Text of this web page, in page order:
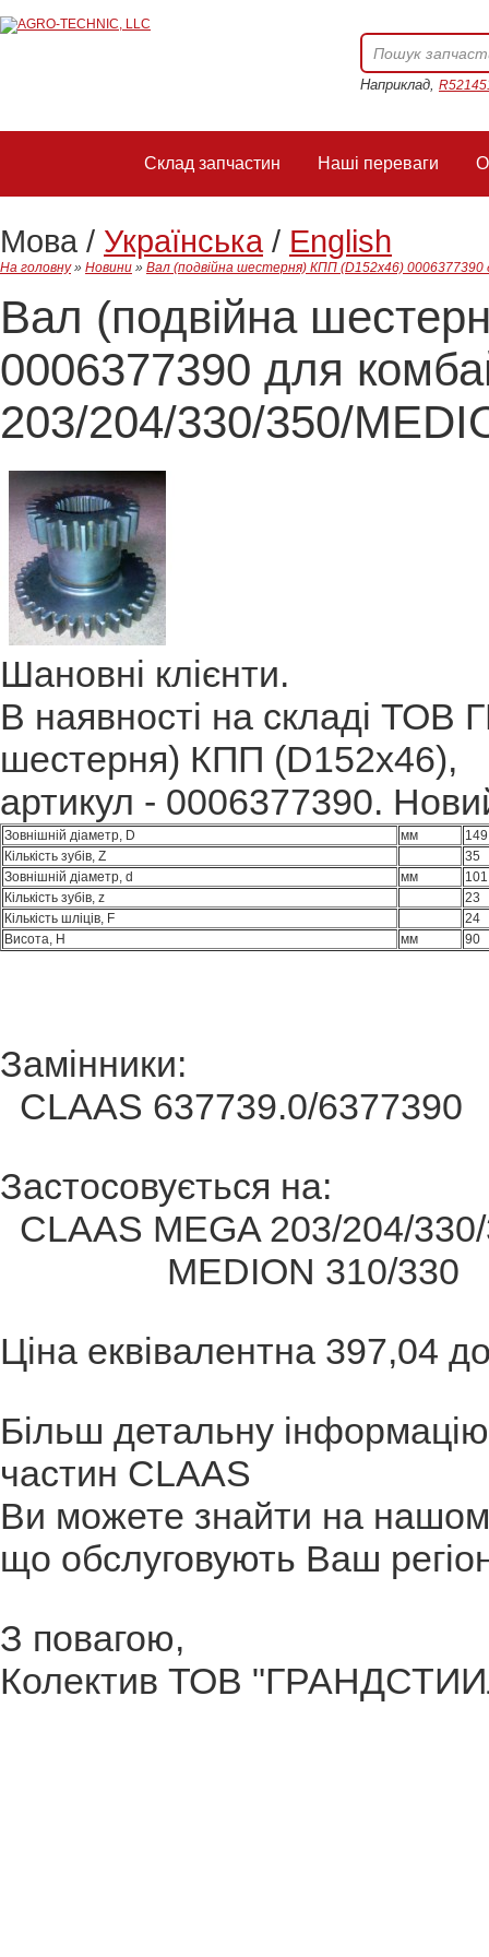
Наприклад,
Склад запчастин Наші переваги
Мова / Українська/ English
На головну» Новини » Вал (подвійна шестерня) КПП (D152x46) 0006377390
Вал (подвійна
0006377390 для
203/204/330/350/
Шановні клієнти.
В наявності на складі ТОВ
шестерня) КПП (D152x46),
артикул - 0006377390.
Зовнішній діаметр, D мм
149
Кількість зубів, Z
35
Зовнішній діаметр, d
мм
101
Кількість зубів, z
23
Кількість шліців, F
24
Висота, H
мм 90
Замінники:
CLAAS 637739.0/6377390
Застосовується на:
CLAAS MEGA 203/204/
MEDION 310/330
Ціна еквівалентна 397,04
Більш детальну
частин CLAAS
Ви можете знайти на
що обслуговують Ваш
З повагою,
Колектив ТОВ